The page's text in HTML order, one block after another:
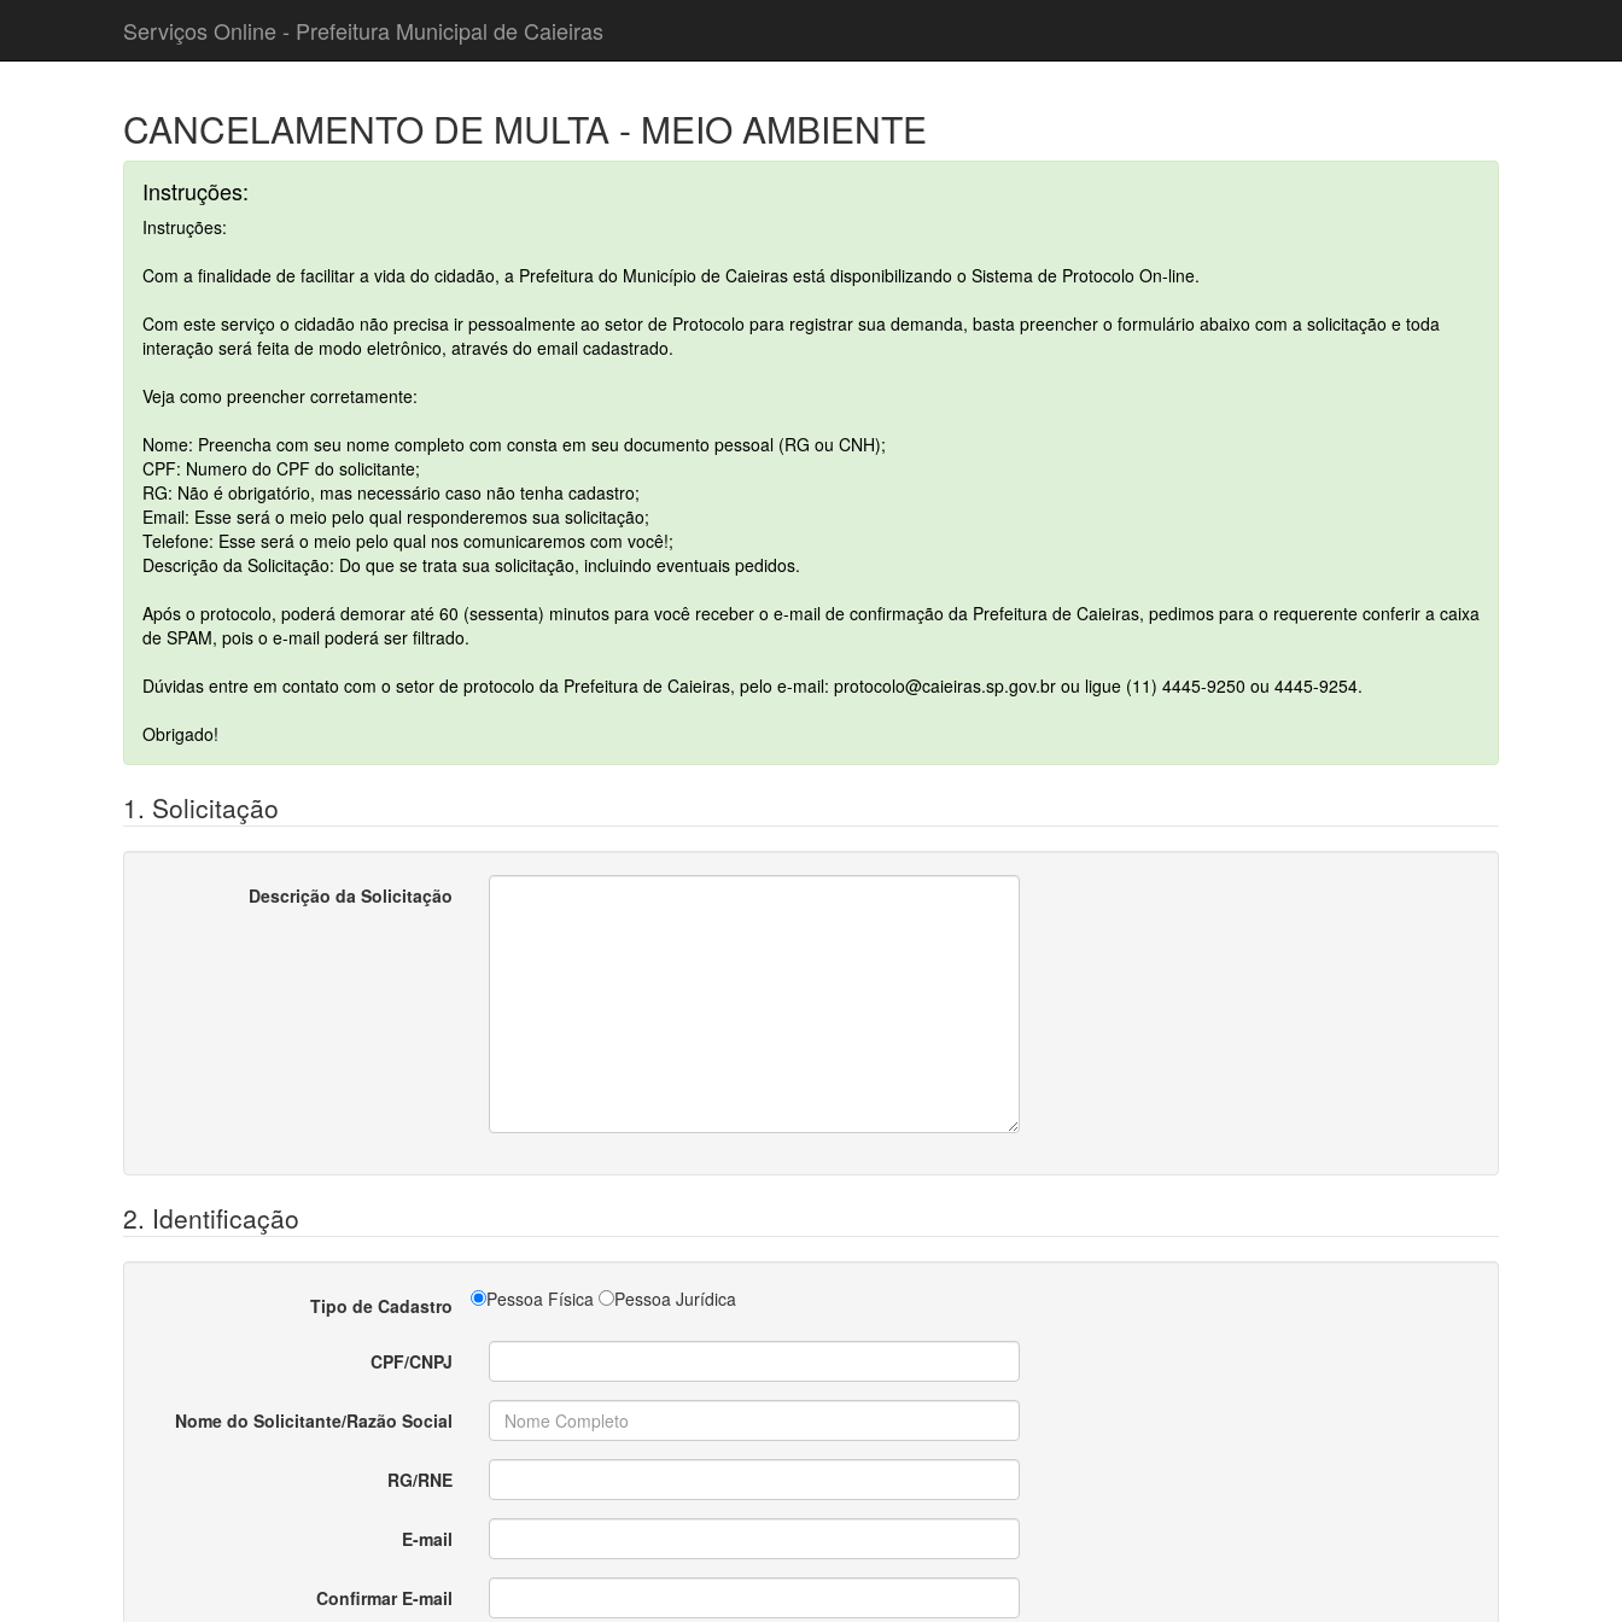
Serviços Online - Prefeitura Municipal de Caieiras
CANCELAMENTO DE MULTA - MEIO AMBIENTE
Instruções:
Instruções:
Com a finalidade de facilitar a vida do cidadão, a Prefeitura do Município de Caieiras está disponibilizando o Sistema de Protocolo On-line.
Com este serviço o cidadão não precisa ir pessoalmente ao setor de Protocolo para registrar sua demanda, basta preencher o formulário abaixo com a solicitação e toda
interação será feita de modo eletrônico, através do email cadastrado.
Veja como preencher corretamente:
Nome: Preencha com seu nome completo com consta em seu documento pessoal (RG ou CNH);
CPF: Numero do CPF do solicitante;
RG: Não é obrigatório, mas necessário caso não tenha cadastro;
Email: Esse será o meio pelo qual responderemos sua solicitação;
Telefone: Esse será o meio pelo qual nos comunicaremos com você!;
Descrição da Solicitação: Do que se trata sua solicitação, incluindo eventuais pedidos.
Após o protocolo, poderá demorar até 60 (sessenta) minutos para você receber o e-mail de confirmação da Prefeitura de Caieiras, pedimos para o requerente conferir a caixa
de SPAM, pois o e-mail poderá ser filtrado.
Dúvidas entre em contato com o setor de protocolo da Prefeitura de Caieiras, pelo e-mail: protocolo@caieiras.sp.gov.br ou ligue (11) 4445-9250 ou 4445-9254.
Obrigado!
1. Solicitação
Descrição da Solicitação
2. Identificação
Tipo de Cadastro Pessoa Física Pessoa Jurídica
CPF/CNPJ
Nome do Solicitante/Razão Social
RG/RNE
E-mail
Confirmar E-mail